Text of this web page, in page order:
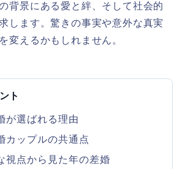
背景にある愛と絆、そして社会的
します。驚きの事実や意外な真実
変えるかもしれません。
ト
が選ばれる理由
カップルの共通点
視点から見た年の差婚